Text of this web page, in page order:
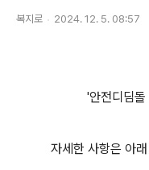
복지로 2024. 12. 5. 08:57
'안전디딤
자세한 사항은 아